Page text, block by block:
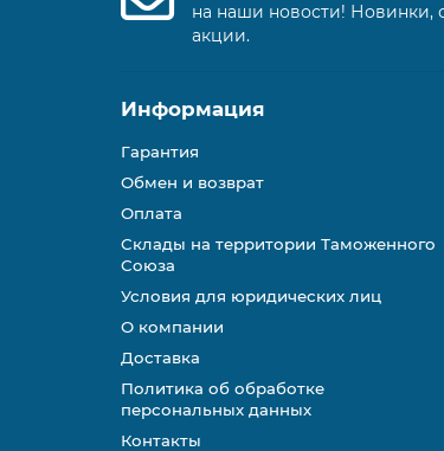
на наши новости! Новинки,
акции.
Информация
Гарантия
Обмен и возврат
Оплата
Склады на территории Таможенного
Союза
Условия для юридических лиц
О компании
Доставка
Политика об обработке
персональных данных
Контакты